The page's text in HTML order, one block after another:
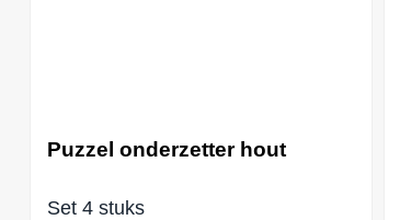
Puzzel onderzetter hout
Set 4 stuks